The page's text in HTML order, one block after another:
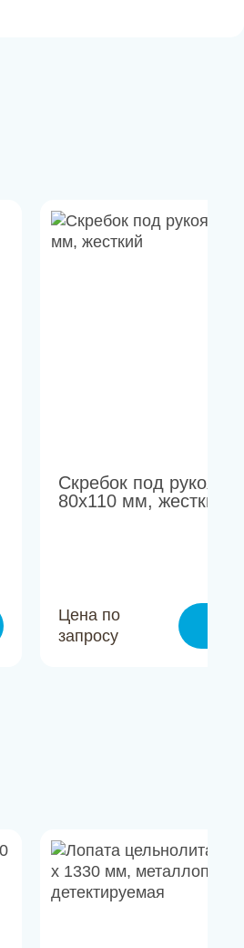
Скребок под рукоять
80х110 мм, жесткий
Цена по
запросу